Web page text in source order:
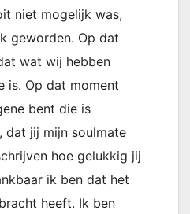
niet mogelijk was,
geworden. Op dat
wat wij hebben
is. Op dat moment
bent die is
dat jij mijn soulmate
hoe gelukkig jij
ik ben dat het
heeft. Ik ben